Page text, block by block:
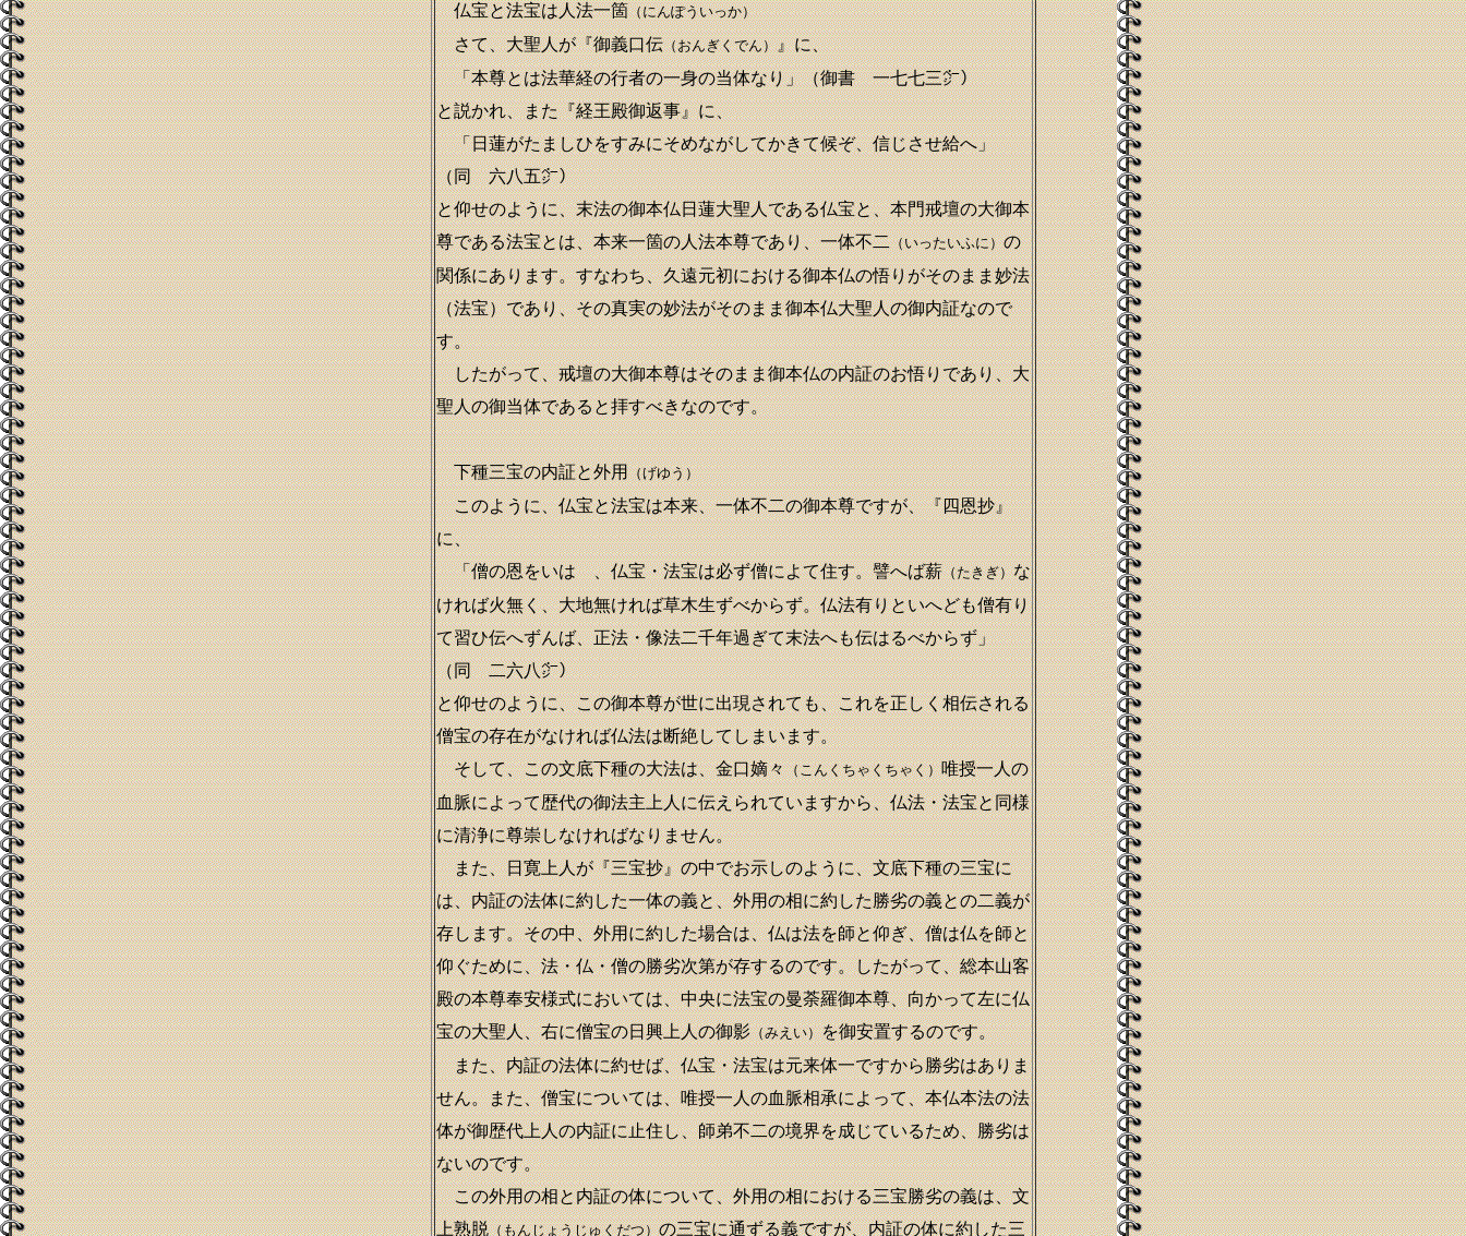
仏宝と法宝は人法一箇（にんぽういっか）
さて、大聖人が『御義口伝（おんぎくでん）』に、
「本尊とは法華経の行者の一身の当体なり」（御書 一七七三㌻）
と説かれ、また『経王殿御返事』に、
「日蓮がたましひをすみにそめながしてかきて候ぞ、信じさせ給へ」
（同 六八五㌻）
と仰せのように、末法の御本仏日蓮大聖人である仏宝と、本門戒壇の大御本
尊である法宝とは、本来一箇の人法本尊であり、一体不二（いったいふに）の
関係にあります。すなわち、久遠元初における御本仏の悟りがそのまま妙法
（法宝）であり、その真実の妙法がそのまま御本仏大聖人の御内証なので
す。
したがって、戒壇の大御本尊はそのまま御本仏の内証のお悟りであり、大
聖人の御当体であると拝すべきなのです。
下種三宝の内証と外用（げゆう）
このように、仏宝と法宝は本来、一体不二の御本尊ですが、『四恩抄』
に、
「僧の恩をいはゞ、仏宝・法宝は必ず僧によて住す。譬へば薪（たきぎ）な
ければ火無く、大地無ければ草木生ずべからず。仏法有りといへども僧有り
て習ひ伝へずんば、正法・像法二千年過ぎて末法へも伝はるべからず」
（同 二六八㌻）
と仰せのように、この御本尊が世に出現されても、これを正しく相伝される
僧宝の存在がなければ仏法は断絶してしまいます。
そして、この文底下種の大法は、金口嫡々（こんくちゃくちゃく）唯授一人の
血脈によって歴代の御法主上人に伝えられていますから、仏法・法宝と同様
に清浄に尊崇しなければなりません。
また、日寛上人が『三宝抄』の中でお示しのように、文底下種の三宝に
は、内証の法体に約した一体の義と、外用の相に約した勝劣の義との二義が
存します。その中、外用に約した場合は、仏は法を師と仰ぎ、僧は仏を師と
仰ぐために、法・仏・僧の勝劣次第が存するのです。したがって、総本山客
殿の本尊奉安様式においては、中央に法宝の曼荼羅御本尊、向かって左に仏
宝の大聖人、右に僧宝の日興上人の御影（みえい）を御安置するのです。
また、内証の法体に約せば、仏宝・法宝は元来体一ですから勝劣はありま
せん。また、僧宝については、唯授一人の血脈相承によって、本仏本法の法
体が御歴代上人の内証に止住し、師弟不二の境界を成じているため、勝劣は
ないのです。
この外用の相と内証の体について、外用の相における三宝勝劣の義は、文
上熟脱（もんじょうじゅくだつ）の三宝に通ずる義ですが、内証の体に約した三